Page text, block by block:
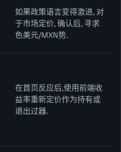
如果政策语言变得激进, 对
于市场定价, 确认后, 寻求
色美元/MXN势.
在首页反应后,使用前端收
益率重新定价作为持有或
退出过器.